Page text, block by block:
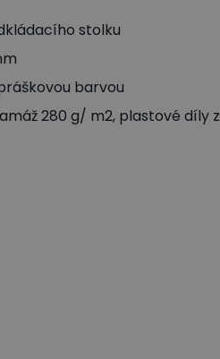
stolku
barvou
280 g/ m2, plastové díly z